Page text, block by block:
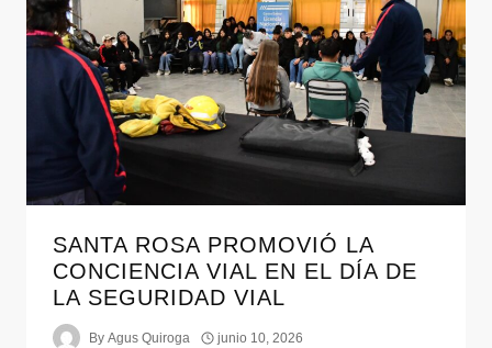
SANTA ROSA PROMOVIÓ LA
CONCIENCIA VIAL EN EL DÍA DE
LA SEGURIDAD VIAL
By Agus Quiroga junio 10, 2026